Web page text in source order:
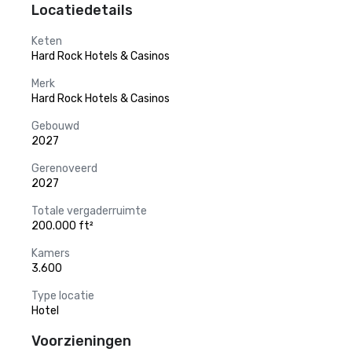
Locatiedetails
Keten
Hard Rock Hotels & Casinos
Merk
Hard Rock Hotels & Casinos
Gebouwd
2027
Gerenoveerd
2027
Totale vergaderruimte
200.000 ft²
Kamers
3.600
Type locatie
Hotel
Voorzieningen